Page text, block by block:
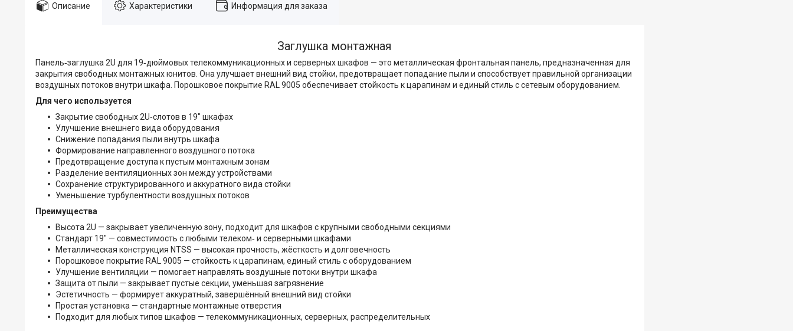
Описание Характеристики Информация для заказа
Заглушка монтажная
Панель‑заглушка 2U для 19‑дюймовых телекоммуникационных и серверных шкафов — это металлическая фронтальная панель, предназначенная для
закрытия свободных монтажных юнитов. Она улучшает внешний вид стойки, предотвращает попадание пыли и способствует правильной организации
воздушных потоков внутри шкафа. Порошковое покрытие RAL 9005 обеспечивает стойкость к царапинам и единый стиль с сетевым оборудованием.
Для чего используется
Закрытие свободных 2U‑слотов в 19″ шкафах
Улучшение внешнего вида оборудования
Снижение попадания пыли внутрь шкафа
Формирование направленного воздушного потока
Предотвращение доступа к пустым монтажным зонам
Разделение вентиляционных зон между устройствами
Сохранение структурированного и аккуратного вида стойки
Уменьшение турбулентности воздушных потоков
Преимущества
Высота 2U — закрывает увеличенную зону, подходит для шкафов с крупными свободными секциями
Стандарт 19″ — совместимость с любыми телеком‑ и серверными шкафами
Металлическая конструкция NTSS — высокая прочность, жёсткость и долговечность
Порошковое покрытие RAL 9005 — стойкость к царапинам, единый стиль с оборудованием
Улучшение вентиляции — помогает направлять воздушные потоки внутри шкафа
Защита от пыли — закрывает пустые секции, уменьшая загрязнение
Эстетичность — формирует аккуратный, завершённый внешний вид стойки
Простая установка — стандартные монтажные отверстия
Подходит для любых типов шкафов — телекоммуникационных, серверных, распределительных